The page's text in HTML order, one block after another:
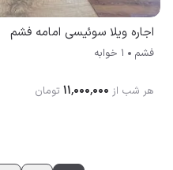
اجاره ویلا سوئیسی امامه فشم
فشم 1 خوابه
هر شب از ۱۱٬۰۰۰٬۰۰۰ تومان